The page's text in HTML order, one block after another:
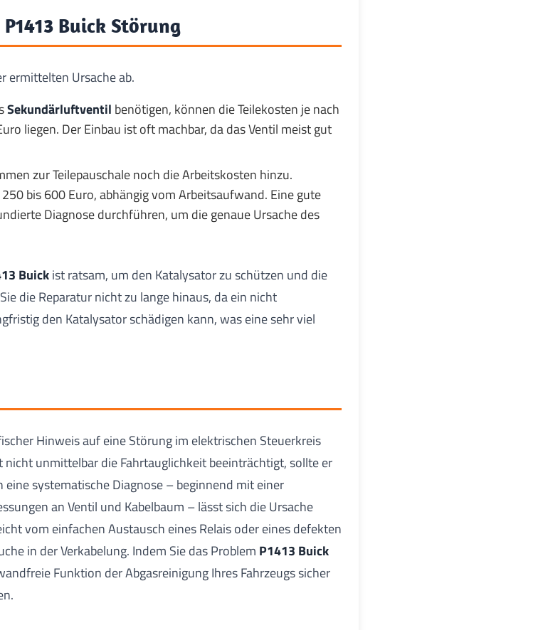
Buick Störung
ermittelten Ursache ab.
Sekundärluftventil benötigen, können die Teilekosten je nach
liegen. Der Einbau ist oft machbar, da das Ventil meist gut
zur Teilepauschale noch die Arbeitskosten hinzu.
bis 600 Euro, abhängig vom Arbeitsaufwand. Eine gute
Diagnose durchführen, um die genaue Ursache des
Buickist ratsam, um den Katalysator zu schützen und die
die Reparatur nicht zu lange hinaus, da ein nicht
den Katalysator schädigen kann, was eine sehr viel
Hinweis auf eine Störung im elektrischen Steuerkreis
unmittelbar die Fahrtauglichkeit beeinträchtigt, sollte er
systematische Diagnose – beginnend mit einer
an Ventil und Kabelbaum – lässt sich die Ursache
vom einfachen Austausch eines Relais oder eines defekten
in der Verkabelung. Indem Sie das Problem P1413 Buick
Funktion der Abgasreinigung Ihres Fahrzeugs sicher